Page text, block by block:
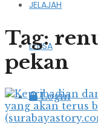
JELAJAH
LENSA
Login
Tag:
pekan